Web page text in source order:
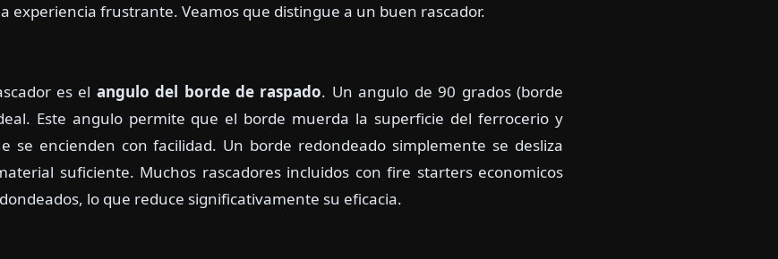
experiencia frustrante. Veamos que distingue a un buen rascador.
es el angulo del borde de raspado. Un angulo de 90 grados (borde
Este angulo permite que el borde muerda la superficie del ferrocerio y
se encienden con facilidad. Un borde redondeado simplemente se desliza
suficiente. Muchos rascadores incluidos con fire starters economicos
lo que reduce significativamente su eficacia.